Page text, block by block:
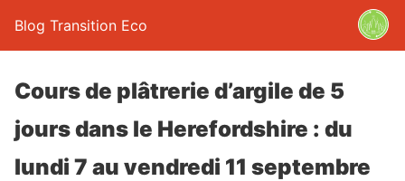
Blog Transition Eco
Cours de plâtrerie d’argile de 5
jours dans le Herefordshire : du
lundi 7 au vendredi 11 septembre